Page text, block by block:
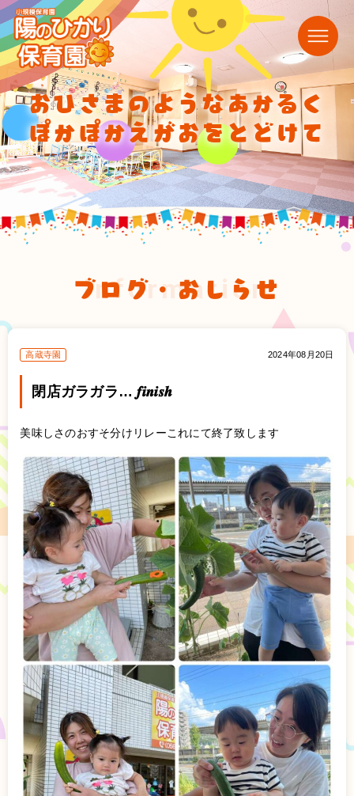
おひさまのようなあかるく
ぽかぽかえがおをとどけて
ブログ・おしらせ
information
高蔵寺園 2024年08月20日
閉店ガラガラ… 𝒇𝒊𝒏𝒊𝒔𝒉
美味しさのおすそ分けリレーこれにて終了致します